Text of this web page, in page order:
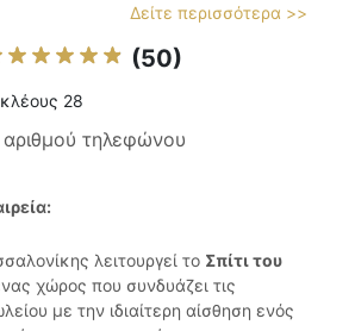
Δείτε περισσότερα >>
(50)
28
τηλεφώνου
λειτουργεί το Σπίτι του
χώρος που συνδυάζει τις
με την ιδιαίτερη αίσθηση ενός